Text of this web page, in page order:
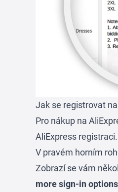
Jak se registrovat
Pro nákup na
AliExpress
V pravém horním
Zobrazí se vám
more sign-in options